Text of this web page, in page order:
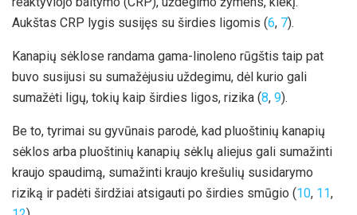
Aukštas CRP lygis susijęs su širdies ligomis (6, 7).
Kanapių sėklose randama gama-linoleno rūgštis taip pat
buvo susijusi su sumažėjusiu uždegimu, dėl kurio gali
sumažėti ligų, tokių kaip širdies ligos, rizika (8, 9).
Be to, tyrimai su gyvūnais parodė, kad pluoštinių kanapių
sėklos arba pluoštinių kanapių sėklų aliejus gali sumažinti
kraujo spaudimą, sumažinti kraujo krešulių susidarymo
riziką ir padėti širdžiai atsigauti po širdies smūgio (10, 11,